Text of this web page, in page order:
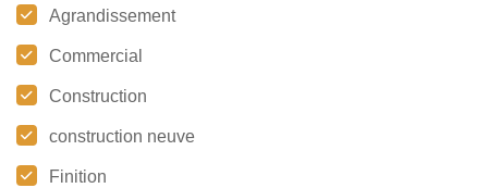
Agrandissement
Commercial
Construction
construction neuve
Finition